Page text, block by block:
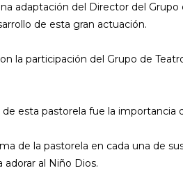
adaptación del Director del
de esta gran actuación.
la participación del Grupo de
de esta pastorela fue la
de la pastorela en cada una de
adorar al Niño Dios.